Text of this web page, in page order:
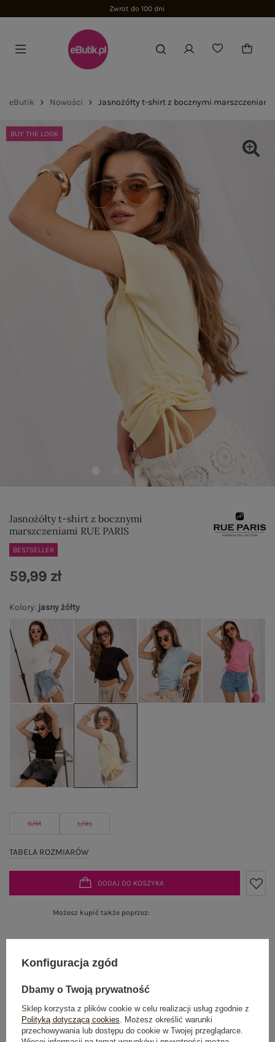
eButik Nowości Jasnożółty t-shirt z bocznymi marszczeniami
BUY THE LOOK
Jasnożółty t-shirt z bocznymi
marszczeniami RUE PARIS
BESTSELLER
Kolory: jasny żółty
S/M L/XL
TABELA ROZMIARÓW
59,99 zł
DODAJ DO KOSZYKA
Możesz kupić także poprzez:
Produkt niedostępny
OPIS PRODUKTU
Konfiguracja zgód
Dbamy o Twoją prywatność
Sklep korzysta z plików cookie w celu realizacji usług zgodnie z
Polityką dotyczącą cookies. Możesz określić warunki
przechowywania lub dostępu do cookie w Twojej przeglądarce.